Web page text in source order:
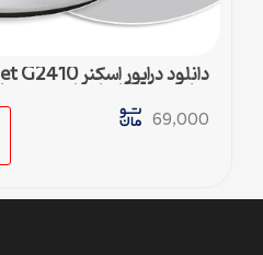
نهایی و سازگار با تمام ویندوزها
69,000